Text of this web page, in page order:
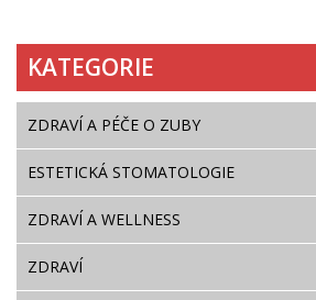
KATEGORIE
ZDRAVÍ A PÉČE O ZUBY
ESTETICKÁ STOMATOLOGIE
ZDRAVÍ A WELLNESS
ZDRAVÍ